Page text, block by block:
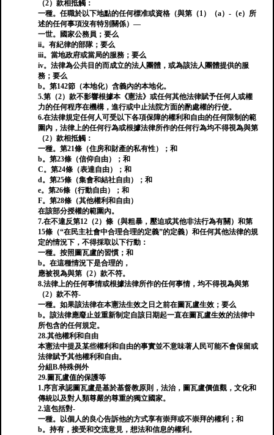
（2）款相抵觸：
一種。任職於以下地點的任何標准或資格（與第（1）（a）-（e）所
述的任何事項沒有特別關係）—
一世。國家公務員；要么
ii。有紀律的部隊；要么
iii。當地政府或當局的服務；要么
iv。法律為公共目的而成立的法人團體，或為該法人團體提供的服
務；要么
b。第142節（本地化）含義內的本地化。
5.第（2）款不影響根據本《憲法》或任何其他法律賦予任何人或權
力的任何程序在機構，進行或中止法院方面的酌處權的行使。
6.在法律規定任何人可受以下各項保障的權利和自由的任何限制的範
圍內，法律上的任何行為或根據法律所作的任何行為均不得視為與第
（2）款相抵觸：
一種。第21條（住房和財產的私有性）；和
b。第23條（信仰自由）；和
C。第24條（表達自由）；和
d。第25條（集會和結社自由）；和
e。第26條（行動自由）；和
F。第28條（其他權利和自由）
在該部分授權的範圍內。
7.在不違反第12（2）條（與粗暴，壓迫或其他非法行為有關）和第
15條（“在民主社會中合理合理的定義”的定義）和任何其他法律的規
定的情況下，不得採取以下行動：
一種。按照圖瓦盧的習慣；和
b。在這種情況下是合理的，
應被視為與第（2）款不符。
8.法律上的任何事情或根據法律所作的任何事情，均不得視為與第
（2）款不符-
一種。如果該法律在本憲法生效之日之前在圖瓦盧生效；要么
b。該法律應廢止並重新制定自該日期起一直在圖瓦盧生效的法律中
所包含的任何規定。
28.其他權利和自由
本憲法中提及某些權利和自由的事實並不意味著人民可能不會保留或
法律賦予其他權利和自由。
分組B.特殊例外
29.圖瓦盧值的保護等
1.序言承認圖瓦盧是基於基督教原則，法治，圖瓦盧價值觀，文化和
傳統以及對人類尊嚴的尊重的獨立國家。
2.這包括對-
一種。以個人的良心告訴他的方式享有崇拜或不崇拜的權利；和
b。持有，接受和交流意見，想法和信息的權利。